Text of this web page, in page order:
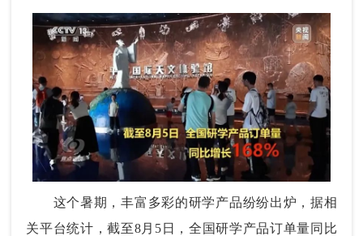
这个暑期，丰富多彩的研学产品纷纷出炉，据相
关平台统计，截至8月5日，全国研学产品订单量同比